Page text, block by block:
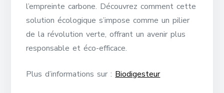
l’empreinte carbone. Découvrez comment cette
solution écologique s’impose comme un pilier
de la révolution verte, offrant un avenir plus
responsable et éco-efficace.
Plus d’informations sur : Biodigesteur